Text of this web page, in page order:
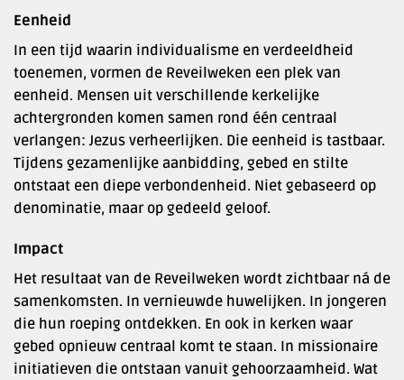
Eenheid
In een tijd waarin individualisme en verdeeldheid
toenemen, vormen de Reveilweken een plek van
eenheid. Mensen uit verschillende kerkelijke
achtergronden komen samen rond één centraal
verlangen: Jezus verheerlijken. Die eenheid is tastbaar.
Tijdens gezamenlijke aanbidding, gebed en stilte
ontstaat een diepe verbondenheid. Niet gebaseerd op
denominatie, maar op gedeeld geloof.
Impact
Het resultaat van de Reveilweken wordt zichtbaar ná de
samenkomsten. In vernieuwde huwelijken. In jongeren
die hun roeping ontdekken. En ook in kerken waar
gebed opnieuw centraal komt te staan. In missionaire
initiatieven die ontstaan vanuit gehoorzaamheid. Wat